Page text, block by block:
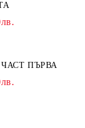
ПЪРВА